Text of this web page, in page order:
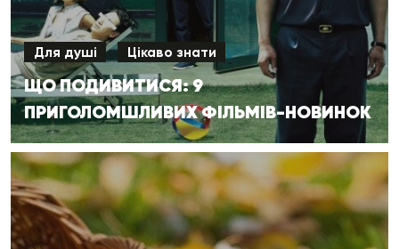
Для душі Цікаво знати
ЩО ПОДИВИТИСЯ: 9
ПРИГОЛОМШЛИВИХ ФІЛЬМІВ-НОВИНОК